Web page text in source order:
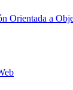
Orientada a